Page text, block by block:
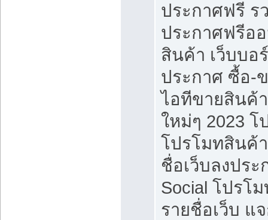
ประกาศฟรี ร
ประกาศฟรีอ
สินค้า เว็บบอ
ประกาศ ซื้อ-
ไอทีขายสินค้
ใหม่ๆ 2023
โปรโมทสินค้
ชื่อเว็บลงปร
Social โปรโ
รายชื่อเว็บ แ